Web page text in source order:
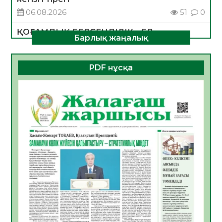
06.08.2026
51 0
ҚОҒАМДЫҚ БЕЛСЕНДІЛІК – ЕЛ
ДАМУЫНЫҢ НЕГІЗІ
06.08.2026
49 0
ҚҰРЫЛТАЙ САЙЛАУЫ – БОЛАШАҚҚА
06.08.2026
Инфекциялық ауруларға қарсы иммундау
жұмыстарының тиімділігі
06.08.2026
53
Көкжөтел ауруы туралы
06.08.2026
51
АПВ вакцинасы туралы мәлімет
06.08.2026
49
Барлық жаңалық
PDF нұсқа